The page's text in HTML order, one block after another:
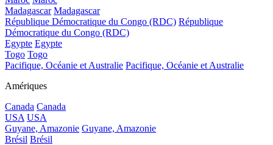
Madagascar Madagascar
République Démocratique du Congo (RDC) République
Démocratique du Congo (RDC)
Egypte Egypte
Togo Togo
Pacifique, Océanie et Australie Pacifique, Océanie et Australie
Amériques
Canada Canada
USA USA
Guyane, Amazonie Guyane, Amazonie
Brésil Brésil